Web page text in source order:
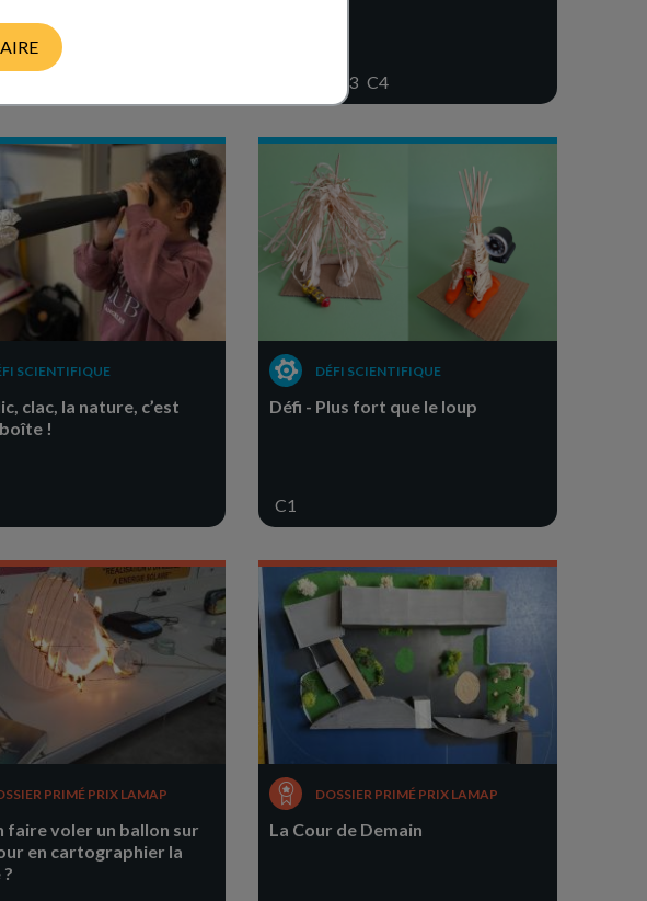
C3 C4
SCIENTIFIQUE
clac, la nature, c’est
!
DÉFI SCIENTIFIQUE
Défi - Plus fort que le loup
C1
PRIMÉ PRIX LAMAP
faire voler un ballon sur
en cartographier la
DOSSIER PRIMÉ PRIX LAMAP
La Cour de Demain